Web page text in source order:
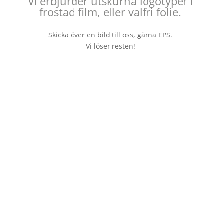
frostad film, eller valfri folie.
Skicka över en bild till oss, gärna EPS.
Vi löser resten!